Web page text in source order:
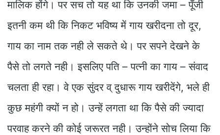
मालिक होंगे। पर सच तो यह था कि उनकी जमा – पूँजी
इतनी कम थी कि निकट भविष्य में गाय खरीदना तो दूर,
गाय का नाम तक नही ले सकते थे। पर सपने देखने के
पैसे तो लगते नही। इसलिए पति – पत्नी का गाय – संवाद
चलता ही रहा। वे एक सुंदर व् दुधारू गाय खरीदेंगे, भले ही
कुछ महंगी क्यों न हो। उन्हें लगता था कि पैसे की ज्यादा
परवाह करने की कोई जरूरत नही। उन्होंने सोच लिया कि